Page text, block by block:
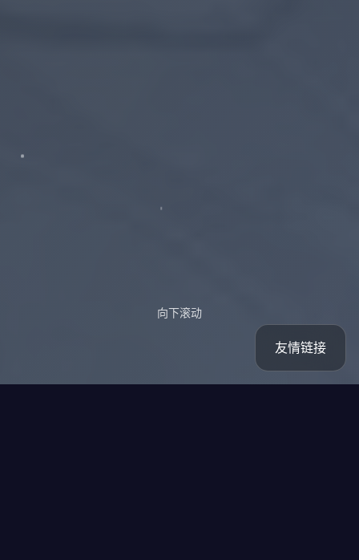
向下滚动
友情链接